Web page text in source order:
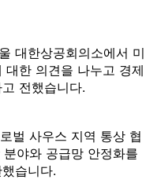
대한상공회의소에서 미
대한 의견을 나누고 경제
전했습니다.
벌 사우스 지역 통상 협
야와 공급망 안정화를
습니다.